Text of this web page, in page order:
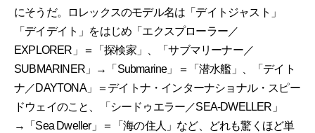
にそうだ。ロレックスのモデル名は「デイトジャスト」
「デイデイト」をはじめ「エクスプローラー／
EXPLORER」＝「探検家」、「サブマリーナー／
SUBMARINER」→「Submarine」＝「潜水艦」、「デイト
ナ／DAYTONA」＝デイトナ・インターナショナル・スピー
ドウェイのこと、「シードゥエラー／SEA-DWELLER」
→「Sea Dweller」＝「海の住人」など、どれも驚くほど単